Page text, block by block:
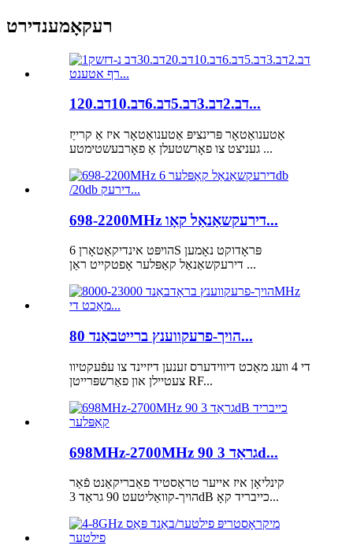
רעקאָמענדירט
1דב.2דב.3דב.5דב.6דב.10דב.20...
אַטענואַטאָר פּרינציפּ אַטענואַטאָר איז אַ קרייַז
געניצט צו פאָרשטעלן אַ פאָרבעשטימטע ...
698-2200MHz דירעקשאַנאַל קאָו...
הויפּט אינדיקאַטאָרן 6S פּראָדוקט נאָמען
דירעקשאַנאַל קאַפּלער אָפטקייט ראַן ...
הויך-פרעקווענץ ברייטבאַנד 80...
די 4 וועג מאַכט דיווידערס זענען דיזיינד צו עפֿעקטיוו
צעטיילן און פאַרשפּרייטן RF...
698MHz-2700MHz 90 גראַד 3d...
קינליאָן איז אייער טראַסטיד פאַבריקאַנט פֿאַר
הויך-קוואַליטעט 90 גראַד 3dB כייבריד קאָ...